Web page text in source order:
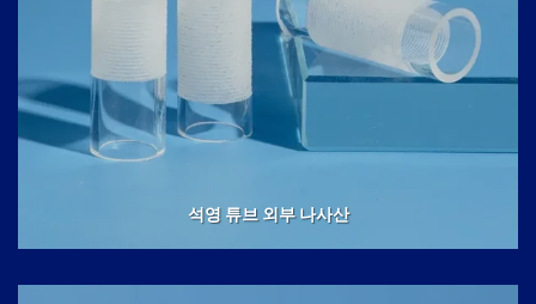
석영 튜브 외부 나사산